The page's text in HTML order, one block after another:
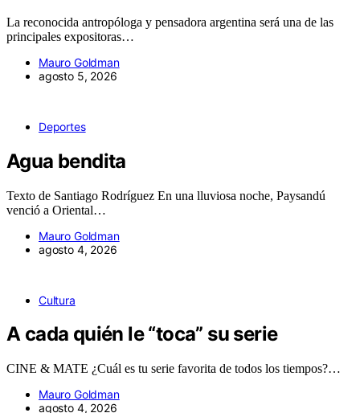
La reconocida antropóloga y pensadora argentina será una de las
principales expositoras…
Mauro Goldman
agosto 5, 2026
Deportes
Agua bendita
Texto de Santiago Rodríguez En una lluviosa noche, Paysandú
venció a Oriental…
Mauro Goldman
agosto 4, 2026
Cultura
A cada quién le “toca” su serie
CINE & MATE ¿Cuál es tu serie favorita de todos los tiempos?…
Mauro Goldman
agosto 4, 2026